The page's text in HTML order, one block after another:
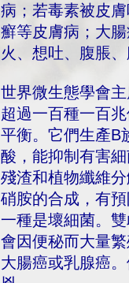
病；若毒素被皮
癬等皮膚病；大
火、想吐、腹脹
世界微生態學會
超過一百種一百
平衡。它們生產B
酸，能抑制有害
殘渣和植物纖維
硝胺的合成，有
一種是壞細菌。
會因便秘而大量
大腸癌或乳腺癌